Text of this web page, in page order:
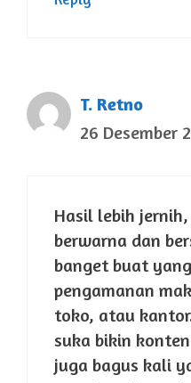
T. Retno
26 Desember
Hasil lebih
berwarna dan
banget buat
pengamanan
toko, atau
suka bikin
juga bagus kali